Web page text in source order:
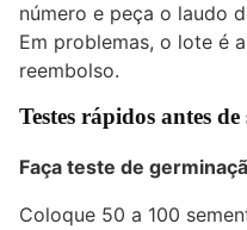
número e peça o laudo
Em problemas, o lote é
reembolso.
Testes rápidos antes de
Faça teste de
Coloque 50 a 100